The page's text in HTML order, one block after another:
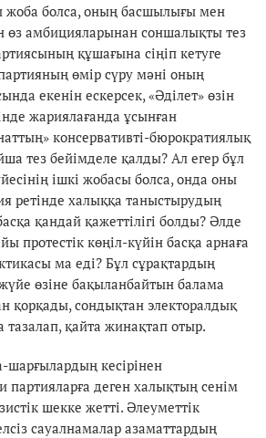
жоба болса, оның басшылығы мен
өз амбицияларынан соншалықты тез
құшағына сіңіп кетуге
партияның өмір сүру мәні оның
екенін ескерсек, «Әділет» өзін
жариялағанда ұсынған
консервативті-бюрократиялық
тез бейімделе қалды? Ал егер бұл
ішкі жобасы болса, онда оны
ретінде халыққа таныстырудың
қандай қажеттілігі болды? Әлде
протестік көңіл-күйін басқа арнаға
ма еді? Бұл сұрақтардың
өзіне бақыланбайтын балама
қорқады, сондықтан электоралдық
тазалап, қайта жинақтап отыр.
кесірінен
партияларға деген халықтың сенім
шекке жетті. Әлеуметтік
сауалнамалар азаматтардың